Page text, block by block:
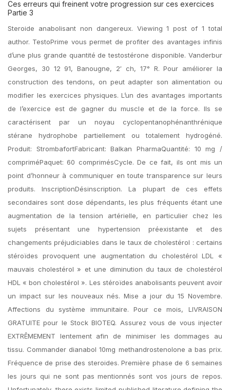
Ces erreurs qui freinent votre progression sur ces exercices
Partie 3
Steroide anabolisant non dangereux. Viewing 1 post of 1 total
author. TestoPrime vous permet de profiter des avantages infinis
d’une plus grande quantité de testostérone disponible. Vanderbur
Georges, 30 12 91, Banougne, 2′ ch, 17° R. Pour améliorer la
construction des tendons, on peut adapter son alimentation ou
modifier les exercices physiques. L’un des avantages importants
de l’exercice est de gagner du muscle et de la force. Ils se
caractérisent par un noyau cyclopentanophénanthrénique
stérane hydrophobe partiellement ou totalement hydrogéné.
Produit: StrombafortFabricant: Balkan PharmaQuantité: 10 mg /
compriméPaquet: 60 comprimésCycle. De ce fait, ils ont mis un
point d’honneur à communiquer en toute transparence sur leurs
produits. InscriptionDésinscription. La plupart de ces effets
secondaires sont dose dépendants, les plus fréquents étant une
augmentation de la tension artérielle, en particulier chez les
sujets présentant une hypertension préexistante et des
changements préjudiciables dans le taux de cholestérol : certains
stéroïdes provoquent une augmentation du cholestérol LDL «
mauvais cholestérol » et une diminution du taux de cholestérol
HDL « bon cholestérol ». Les stéroïdes anabolisants peuvent avoir
un impact sur les nouveaux nés. Mise a jour du 15 Novembre.
Affections du système immunitaire. Pour ce mois, LIVRAISON
GRATUITE pour le Stock BIOTEQ. Assurez vous de vous injecter
EXTRÊMEMENT lentement afin de minimiser les dommages au
tissu. Commander dianabol 10mg methandrostenolone a bas prix.
Fréquence de prise des steroides. Première phase de 6 semaines
les jours qui ne sont pas mentionnés sont vos jours de repos.